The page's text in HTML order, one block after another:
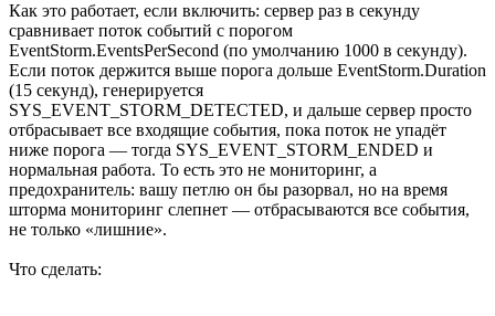
Как это работает, если включить: сервер раз в секунду
сравнивает поток событий с порогом
EventStorm.EventsPerSecond (по умолчанию 1000 в секунду).
Если поток держится выше порога дольше EventStorm.Duration
(15 секунд), генерируется
SYS_EVENT_STORM_DETECTED, и дальше сервер просто
отбрасывает все входящие события, пока поток не упадёт
ниже порога — тогда SYS_EVENT_STORM_ENDED и
нормальная работа. То есть это не мониторинг, а
предохранитель: вашу петлю он бы разорвал, но на время
шторма мониторинг слепнет — отбрасываются все события,
не только «лишние».
Что сделать: